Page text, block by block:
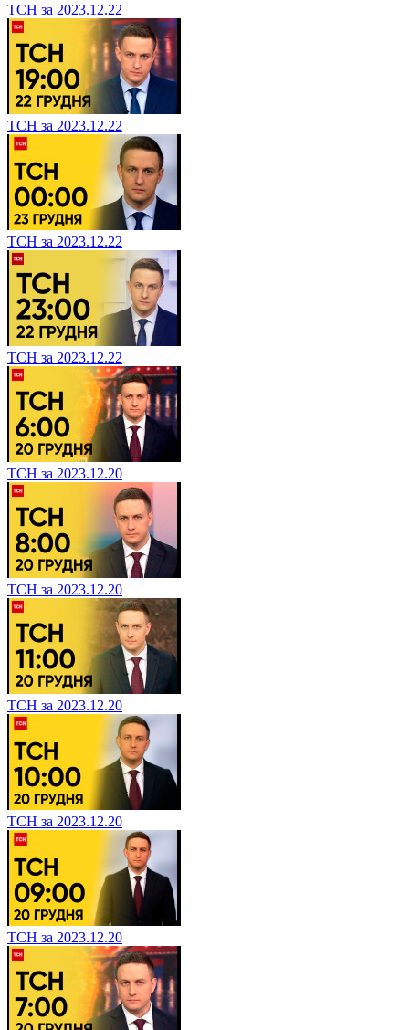
ТСН за 2023.12.22
ТСН за 2023.12.22
ТСН за 2023.12.22
ТСН за 2023.12.22
ТСН за 2023.12.20
ТСН за 2023.12.20
ТСН за 2023.12.20
ТСН за 2023.12.20
ТСН за 2023.12.20